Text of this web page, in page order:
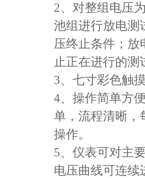
2、对整组电压
池组进行放电测
压终止条件；放
止正在进行的测
3、七寸彩色触
4、操作简单方
单，流程清晰，
操作。
5、 仪表可对主
电压曲线可连续